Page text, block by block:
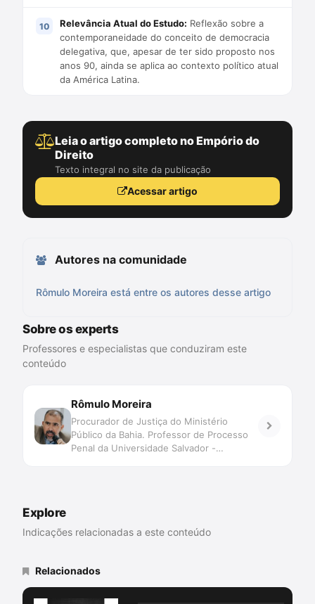
Relevância Atual do Estudo: Reflexão sobre a
contemporaneidade do conceito de democracia
delegativa, que, apesar de ter sido proposto nos
anos 90, ainda se aplica ao contexto político atual
da América Latina.
Leia o artigo completo no Empório do
Direito
Texto integral no site da publicação
Acessar artigo
Autores na comunidade
Rômulo Moreira está entre os autores desse artigo
Sobre os experts
Professores e especialistas que conduziram este
conteúdo
Rômulo Moreira
Procurador de Justiça do Ministério
Público da Bahia. Professor de Processo
Penal da Universidade Salvador -
Explore
Indicações relacionadas a este conteúdo
Relacionados